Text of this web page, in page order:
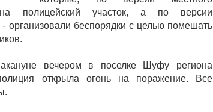
полицейский участок, а по версии
организовали беспорядки с целью помешать
вечером в поселке Шуфу региона
открыла огонь на поражение. Все